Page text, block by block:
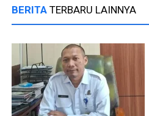
BERITA TERBARU LAINNYA